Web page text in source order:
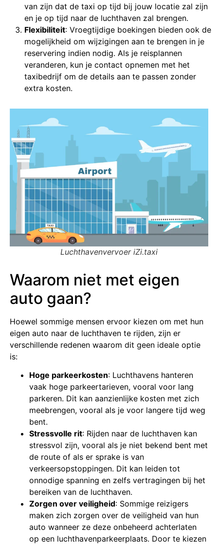
van zijn dat de taxi op tijd bij jouw locatie zal zijn
en je op tijd naar de luchthaven zal brengen.
Flexibiliteit: Vroegtijdige boekingen bieden ook de
mogelijkheid om wijzigingen aan te brengen in je
reservering indien nodig. Als je reisplannen
veranderen, kun je contact opnemen met het
taxibedrijf om de details aan te passen zonder
extra kosten.
Luchthavenvervoer iZi.taxi
Waarom niet met eigen
auto gaan?
Hoewel sommige mensen ervoor kiezen om met hun
eigen auto naar de luchthaven te rijden, zijn er
verschillende redenen waarom dit geen ideale optie
is:
Hoge parkeerkosten: Luchthavens hanteren
vaak hoge parkeertarieven, vooral voor lang
parkeren. Dit kan aanzienlijke kosten met zich
meebrengen, vooral als je voor langere tijd weg
bent.
Stressvolle rit: Rijden naar de luchthaven kan
stressvol zijn, vooral als je niet bekend bent met
de route of als er sprake is van
verkeersopstoppingen. Dit kan leiden tot
onnodige spanning en zelfs vertragingen bij het
bereiken van de luchthaven.
Zorgen over veiligheid: Sommige reizigers
maken zich zorgen over de veiligheid van hun
auto wanneer ze deze onbeheerd achterlaten
op een luchthavenparkeerplaats. Door te kiezen